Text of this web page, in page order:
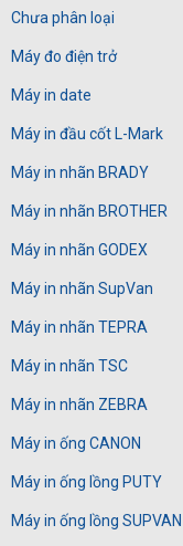
Chưa phân loại
Máy đo điện trở
Máy in date
Máy in đầu cốt L-Mark
Máy in nhãn BRADY
Máy in nhãn BROTHER
Máy in nhãn GODEX
Máy in nhãn SupVan
Máy in nhãn TEPRA
Máy in nhãn TSC
Máy in nhãn ZEBRA
Máy in ống CANON
Máy in ống lồng PUTY
Máy in ống lồng SUPVAN